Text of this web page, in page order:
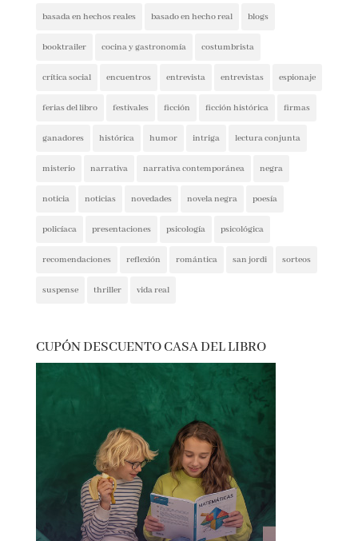
basada en hechos reales basado en hecho real blogs
booktrailer cocina y gastronomía costumbrista
crítica social encuentros entrevista entrevistas espionaje
ferias del libro festivales ficción ficción histórica firmas
ganadores histórica humor intriga lectura conjunta
misterio narrativa narrativa contemporánea negra
noticia noticias novedades novela negra poesía
policíaca presentaciones psicología psicológica
recomendaciones reflexión romántica san jordi sorteos
suspense thriller vida real
CUPÓN DESCUENTO CASA DEL LIBRO